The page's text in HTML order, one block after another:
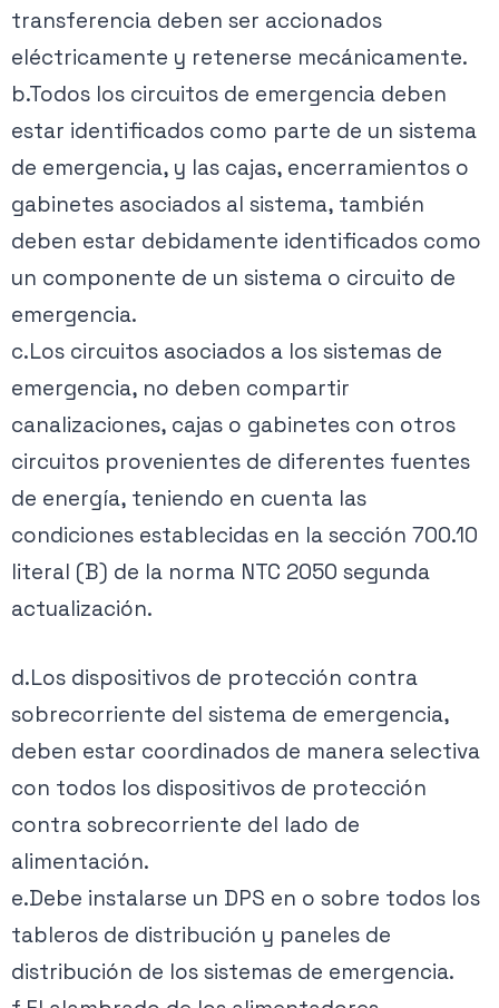
transferencia deben ser accionados
eléctricamente y retenerse mecánicamente.
b.Todos los circuitos de emergencia deben
estar identificados como parte de un sistema
de emergencia, y las cajas, encerramientos o
gabinetes asociados al sistema, también
deben estar debidamente identificados como
un componente de un sistema o circuito de
emergencia.
c.Los circuitos asociados a los sistemas de
emergencia, no deben compartir
canalizaciones, cajas o gabinetes con otros
circuitos provenientes de diferentes fuentes
de energía, teniendo en cuenta las
condiciones establecidas en la sección 700.10
literal (B) de la norma NTC 2050 segunda
actualización.
d.Los dispositivos de protección contra
sobrecorriente del sistema de emergencia,
deben estar coordinados de manera selectiva
con todos los dispositivos de protección
contra sobrecorriente del lado de
alimentación.
e.Debe instalarse un DPS en o sobre todos los
tableros de distribución y paneles de
distribución de los sistemas de emergencia.